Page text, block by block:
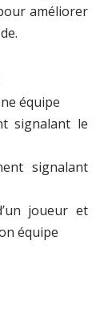
améliorer
équipe
signalant le
signalant
joueur et
équipe